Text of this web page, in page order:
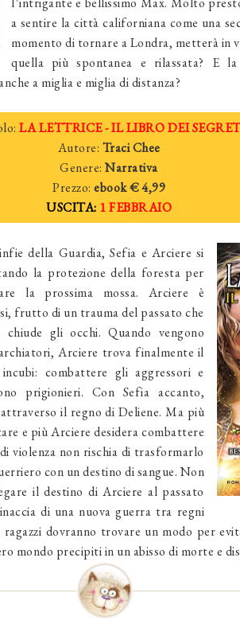
a sentire la città californiana come una
momento di tornare a Londra, metterà in
quella più spontanea e rilassata? E
a miglia e miglia di distanza?
LA LETTRICE - IL LIBRO DEI
Autore: Traci Chee
Genere:Narrativa
Prezzo: ebook€ 4,99
USCITA: 1 FEBBRAIO
della Guardia, Sefia e Arciere si
la protezione della foresta per
la prossima mossa. Arciere è
frutto di un trauma del passato che
gli occhi. Quando vengono
Arciere trova finalmente il
combattere gli aggressori e
prigionieri. Con Sefia accanto,
il regno di Deliene. Ma più
e più Arciere desidera combattere
violenza non rischia di trasformarlo
con un destino di sangue. Non
il destino di Arciere al passato
di una nuova guerra tra regni
ragazzi dovranno trovare un modo per
mondo precipiti in un abisso di morte e